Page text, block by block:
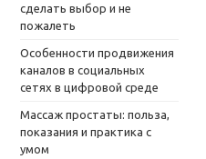
сделать выбор и не
пожалеть
Особенности продвижения
каналов в социальных
сетях в цифровой среде
Массаж простаты: польза,
показания и практика с
умом